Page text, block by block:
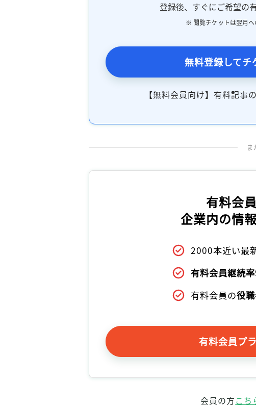
登録後、すぐにご希望の
※ 閲覧チケットは翌月へ
無料登録してチ
【無料会員向け】有料記事
ま
有料会
企業内の情
2000本近い最
有料会員継続
有料会員の役
有料会員プ
会員の方こち